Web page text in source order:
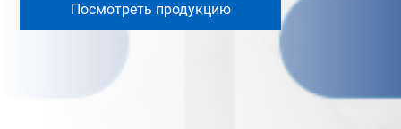
Посмотреть продукцию